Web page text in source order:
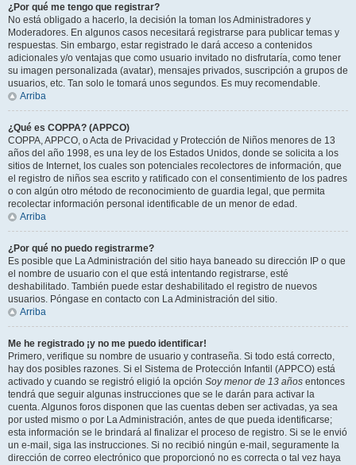
¿Por qué me tengo que registrar?
No está obligado a hacerlo, la decisión la toman los Administradores y
Moderadores. En algunos casos necesitará registrarse para publicar temas y
respuestas. Sin embargo, estar registrado le dará acceso a contenidos
adicionales y/o ventajas que como usuario invitado no disfrutaría, como tener
su imagen personalizada (avatar), mensajes privados, suscripción a grupos de
usuarios, etc. Tan solo le tomará unos segundos. Es muy recomendable.
Arriba
¿Qué es COPPA? (APPCO)
COPPA, APPCO, o Acta de Privacidad y Protección de Niños menores de 13
años del año 1998, es una ley de los Estados Unidos, donde se solicita a los
sitios de Internet, los cuales son potenciales recolectores de información, que
el registro de niños sea escrito y ratificado con el consentimiento de los padres
o con algún otro método de reconocimiento de guardia legal, que permita
recolectar información personal identificable de un menor de edad.
Arriba
¿Por qué no puedo registrarme?
Es posible que La Administración del sitio haya baneado su dirección IP o que
el nombre de usuario con el que está intentando registrarse, esté
deshabilitado. También puede estar deshabilitado el registro de nuevos
usuarios. Póngase en contacto con La Administración del sitio.
Arriba
Me he registrado ¡y no me puedo identificar!
Primero, verifique su nombre de usuario y contraseña. Si todo está correcto,
hay dos posibles razones. Si el Sistema de Protección Infantil (APPCO) está
activado y cuando se registró eligió la opción Soy menor de 13 años entonces
tendrá que seguir algunas instrucciones que se le darán para activar la
cuenta. Algunos foros disponen que las cuentas deben ser activadas, ya sea
por usted mismo o por La Administración, antes de que pueda identificarse;
esta información se le brindará al finalizar el proceso de registro. Si se le envió
un e-mail, siga las instrucciones. Si no recibió ningún e-mail, seguramente la
dirección de correo electrónico que proporcionó no es correcta o tal vez haya